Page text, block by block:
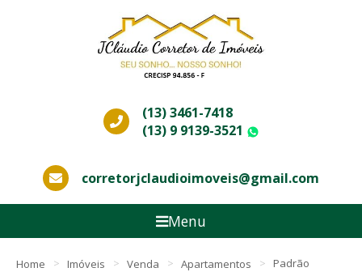
(13) 3461-7418
(13) 9 9139-3521
corretorjclaudioimoveis@gmail.com
Menu
Home Imóveis Venda Apartamentos Padrão